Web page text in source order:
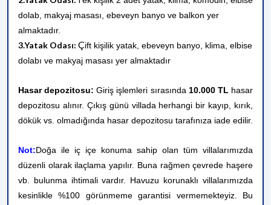
dolab, makyaj masası, ebeveyn banyo ve balkon yer
almaktadır.
3.Yatak Odası: Çift kişilik yatak, ebeveyn banyo, klima, elbise
dolabı ve makyaj masası yer almaktadır
Hasar depozitosu: Giriş işlemleri sırasında 10.000 TL hasar
depozitosu alınır. Çıkış günü villada herhangi bir kayıp, kırık,
dökük vs. olmadığında hasar depozitosu tarafınıza iade edilir.
Not:Doğa ile iç içe konuma sahip olan tüm villalarımızda
düzenli olarak ilaçlama yapılır. Buna rağmen çevrede haşere
vb. bulunma ihtimali vardır. Havuzu korunaklı villalarımızda
kesinlikle %100 görünmeme garantisi vermemekteyiz. Bu